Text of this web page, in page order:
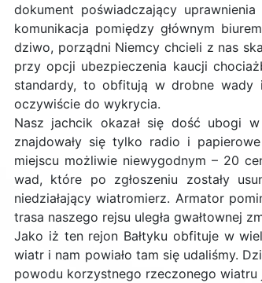
dokument poświadczający
komunikacja pomiędzy głównym
dziwo, porządni Niemcy chcieli z nas
przy opcji ubezpieczenia kaucji
standardy, to obfitują w drobne wady
oczywiście do wykrycia.
Nasz jachcik okazał się dość ubogi
znajdowały się tylko radio i
miejscu możliwie niewygodnym – 20
wad, które po zgłoszeniu zostały
niedziałający wiatromierz. Armator
trasa naszego rejsu uległa gwałtownej
Jako iż ten rejon Bałtyku obfituje w
wiatr i nam powiało tam się udaliśmy.
powodu korzystnego rzeczonego wiatru